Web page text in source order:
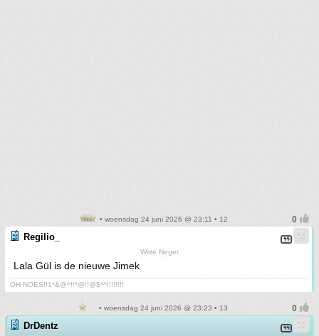
• woensdag 24 juni 2026 @ 23:11 • 12
Regilio_
Witte Neger
Lala Gül is de nieuwe Jimek
OH NOES!!1*&@^!!*@!!@$*^!!!!!!!!
• woensdag 24 juni 2026 @ 23:23 • 13
DrDentz